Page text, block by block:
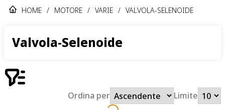
HOME / MOTORE / VARIE / VALVOLA-SELENOIDE
Valvola-Selenoide
Ordina per Limite